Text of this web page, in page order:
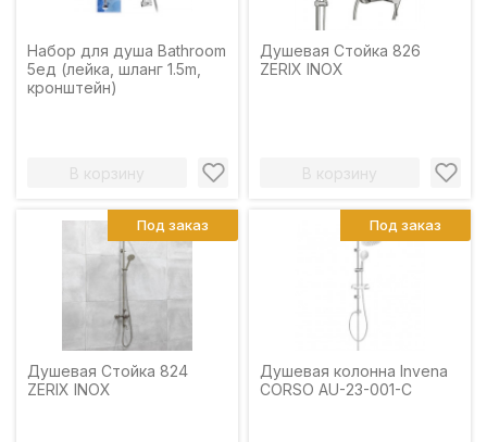
Набор для душа Bathroom
5ед (лейка, шланг 1.5m,
кронштейн)
В корзину
Душевая Стойка 826
ZERIX INOX
В корзину
Душевая Стойка 824
ZERIX INOX
Под заказ
Душевая колонна Invena
CORSO AU-23-001-C
Под заказ